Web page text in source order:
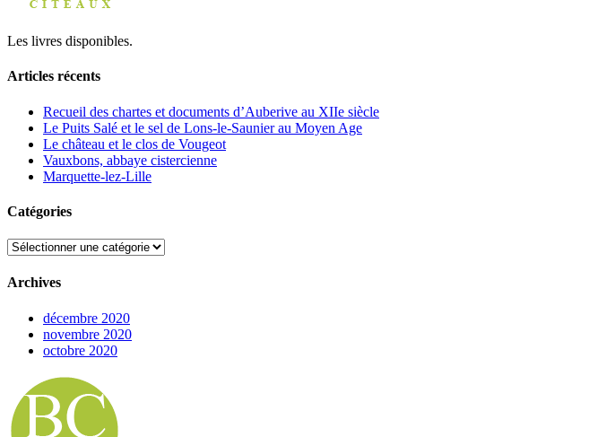
Les livres disponibles.
Articles récents
Recueil des chartes et documents d’Auberive au XIIe siècle
Le Puits Salé et le sel de Lons-le-Saunier au Moyen Age
Le château et le clos de Vougeot
Vauxbons, abbaye cistercienne
Marquette-lez-Lille
Catégories
Catégories
Archives
décembre 2020
novembre 2020
octobre 2020